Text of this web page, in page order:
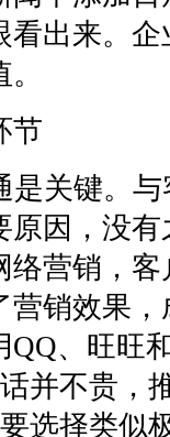
看出来。
节
关键。与
因，没
营销，
销效果
、旺旺
并不贵，
选择类似